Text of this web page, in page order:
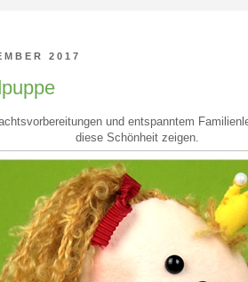
2017
und entspanntem
diese Schönheit zeigen.